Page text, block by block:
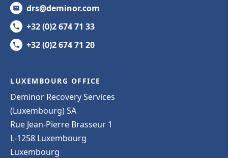
drs@deminor.com
+32 (0)2 674 71 33
+32 (0)2 674 71 20
LUXEMBOURG OFFICE
Deminor Recovery Services
(Luxembourg) SA
Rue Jean-Pierre Brasseur 1
L-1258 Luxembourg
Luxembourg